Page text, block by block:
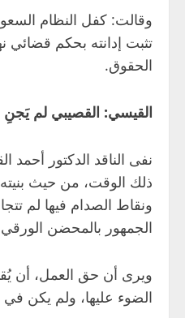
وقالت: كفل النظام
تثبت إدانته بحكم قضائي
الحقوق.
القيسي: القصيبي لم يَجنِ
نفى الناقد الدكتور
ذلك الوقت، من حيث
ونقاط الصدام فيها لم
الجمهور بالمحضن
ويرى أن حق العمل، أن
الضوء عليها، ولم يكن